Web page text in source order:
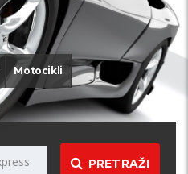
Motocikli
PRETRAŽI